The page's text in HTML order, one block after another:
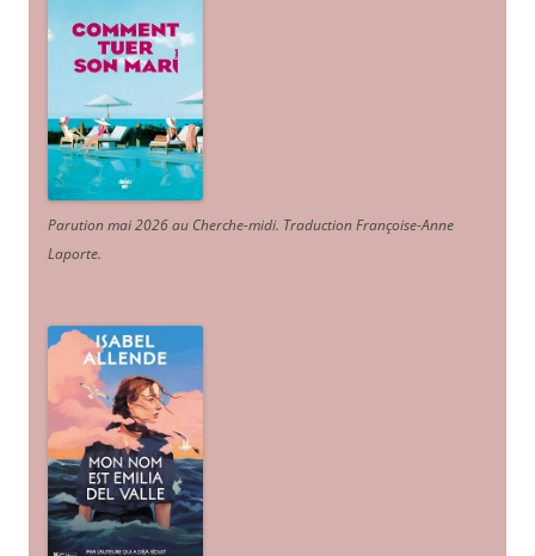
Parution mai 2026 au Cherche-midi. Traduction Françoise-Anne
Laporte.